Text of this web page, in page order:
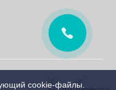
cookie-файлы.